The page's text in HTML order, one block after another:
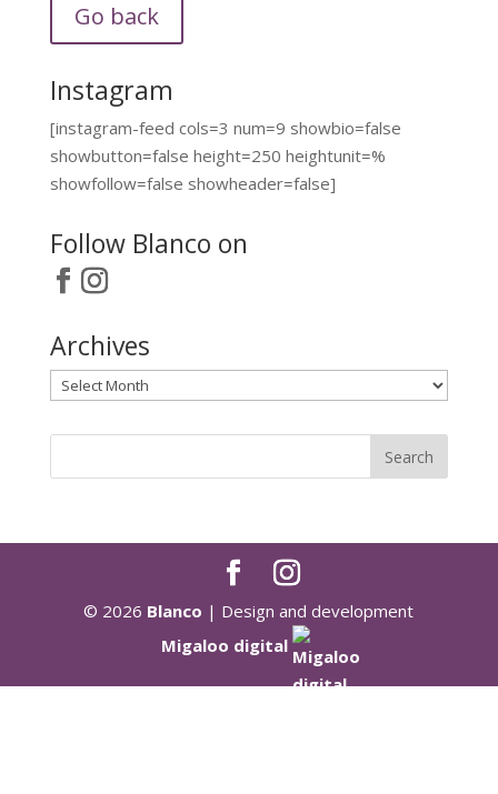
Go back
Instagram
[instagram-feed cols=3 num=9 showbio=false
showbutton=false height=250 heightunit=%
showfollow=false showheader=false]
Follow Blanco on
Archives
Archives
© 2026 Blanco | Design and development
Migaloo digital